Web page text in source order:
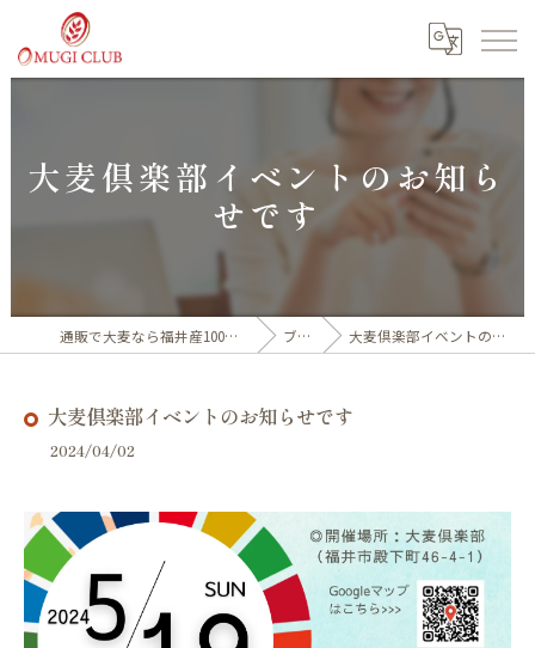
大麦倶楽部イベントのお知ら
せです
通販で大麦なら福井産100%の大麦倶楽部 ブログ 大麦倶楽部イベントのお知らせです
大麦倶楽部イベントのお知らせです
2024/04/02